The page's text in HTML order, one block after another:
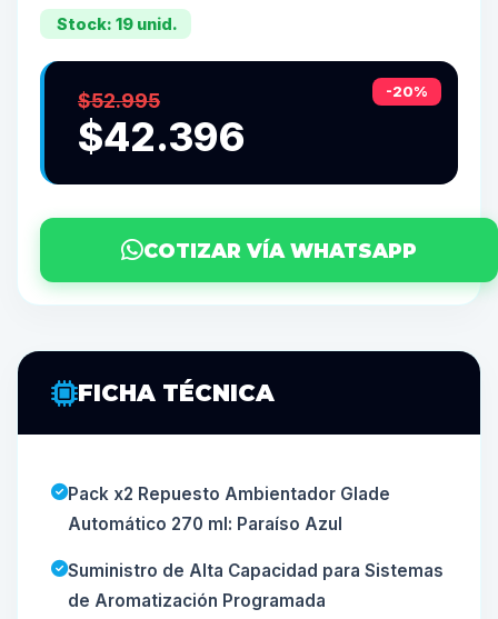
Stock: 19 unid.
-20%
$52.995
$42.396
COTIZAR VÍA WHATSAPP
FICHA TÉCNICA
Pack x2 Repuesto Ambientador Glade
Automático 270 ml: Paraíso Azul
Suministro de Alta Capacidad para Sistemas
de Aromatización Programada